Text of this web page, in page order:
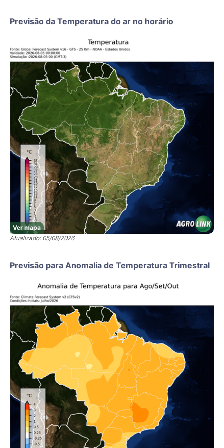
Previsão da Temperatura do ar no horário
Ver mapa
Atualizado: 05/08/2026
Previsão para Anomalia de Temperatura Trimestral